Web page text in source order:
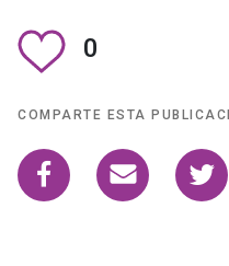
0
COMPARTE ESTA